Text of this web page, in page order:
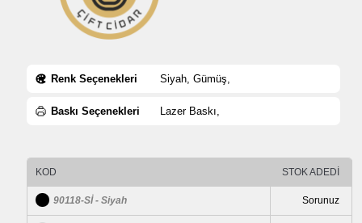
Renk Seçenekleri Siyah, Gümüş,
Baskı Seçenekleri Lazer Baskı,
KOD STOK ADEDİ
90118-Sİ - Siyah Sorunuz